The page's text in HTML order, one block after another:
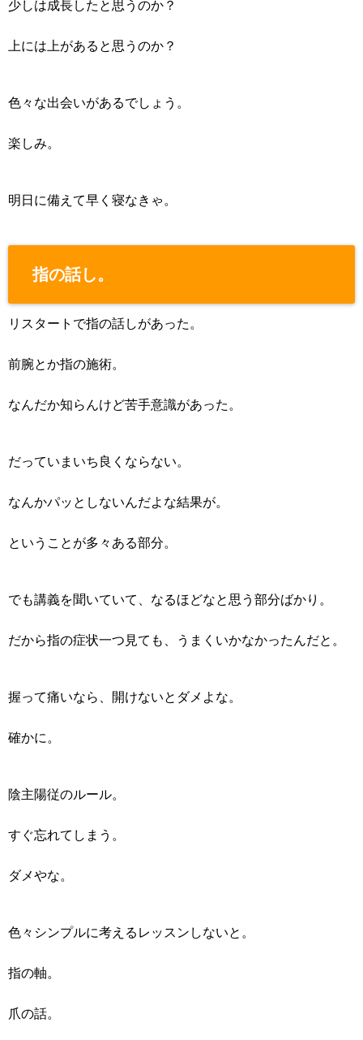
少しは成長したと思うのか？
上には上があると思うのか？
色々な出会いがあるでしょう。
楽しみ。
明日に備えて早く寝なきゃ。
指の話し。
リスタートで指の話しがあった。
前腕とか指の施術。
なんだか知らんけど苦手意識があった。
だっていまいち良くならない。
なんかパッとしないんだよな結果が。
ということが多々ある部分。
でも講義を聞いていて、なるほどなと思う部分ばかり。
だから指の症状一つ見ても、うまくいかなかったんだと。
握って痛いなら、開けないとダメよな。
確かに。
陰主陽従のルール。
すぐ忘れてしまう。
ダメやな。
色々シンプルに考えるレッスンしないと。
指の軸。
爪の話。